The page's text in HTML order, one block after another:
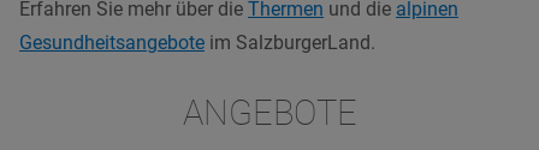
Erfahren Sie mehr über die Thermen und die alpinen
Gesundheitsangebote im SalzburgerLand.
ANGEBOTE